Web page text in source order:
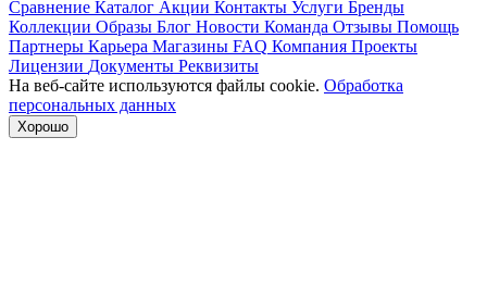
Сравнение Каталог Акции Контакты Услуги Бренды
Коллекции Образы Блог Новости Команда Отзывы Помощь
Партнеры Карьера Магазины FAQ Компания Проекты
Лицензии Документы Реквизиты
На веб-сайте используются файлы cookie. Обработка
персональных данных
Хорошо